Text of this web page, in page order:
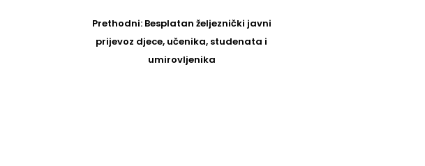
navigation
Prethodni: Prethodni
post
Besplatan željeznički javni
prijevoz djece, učenika, studenata i
umirovljenika